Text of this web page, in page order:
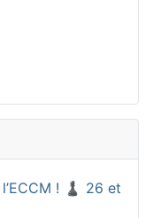
! ♟️ 26 et